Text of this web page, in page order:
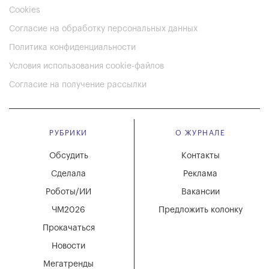
Cookies
Согласие на обработку персональных данных
Политика конфиденциальности
Условия использования cookie-файлов
Согласие на получение рассылки
РУБРИКИ
Мегатренды
Новости
Обсудить
Сделала
Роботы/ИИ
ЧМ2026
Прокачаться
О ЖУРНАЛЕ
Вакансии
Реклама
Контакты
Предложить колонку